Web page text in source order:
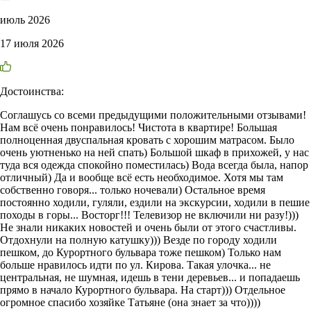
июль 2026
17 июля 2026
Достоинства:
Соглашусь со всеми предыдущими положительными отзывами!
Нам всё очень понравилось! Чистота в квартире! Большая
полноценная двуспальная кровать с хорошим матрасом. Было
очень уютненько на ней спать) Большой шкаф в прихожей, у нас
туда вся одежда спокойно поместилась) Вода всегда была, напор
отличный) Да и вообще всё есть необходимое. Хотя мы там
собственно говоря... только ночевали) Остальное время
постоянно ходили, гуляли, ездили на экскурсии, ходили в пешие
походы в горы... Восторг!!! Телевизор не включили ни разу!)))
Не знали никаких новостей и очень были от этого счастливы.
Отдохнули на полную катушку))) Везде по городу ходили
пешком, до Курортного бульвара тоже пешком) Только нам
больше нравилось идти по ул. Кирова. Такая улочка... не
центральная, не шумная, идешь в тени деревьев... и попадаешь
прямо в начало Курортного бульвара. На старт))) Отдельное
огромное спасибо хозяйке Татьяне (она знает за что))))